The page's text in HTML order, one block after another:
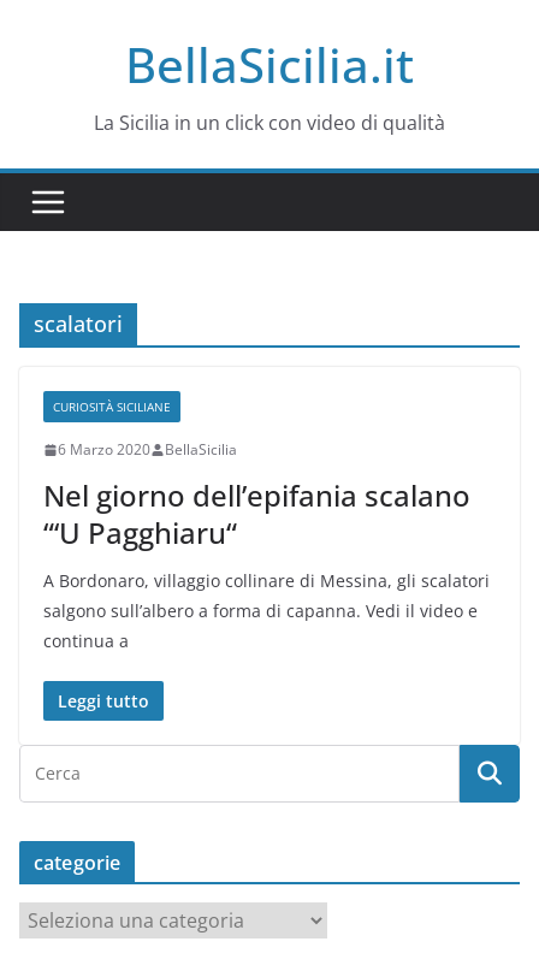
BellaSicilia.it
La Sicilia in un click con video di qualità
scalatori
CURIOSITÀ SICILIANE
6 Marzo 2020 BellaSicilia
Nel giorno dell’epifania scalano
“‘U Pagghiaru“
A Bordonaro, villaggio collinare di Messina, gli scalatori
salgono sull’albero a forma di capanna. Vedi il video e
continua a
Leggi tutto
categorie
a